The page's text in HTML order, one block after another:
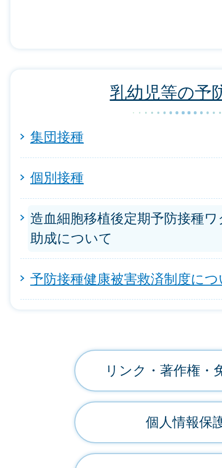
乳幼児等の予
集団接種
個別接種
造血細胞移植後定期予防接種
助成について
予防接種健康被害救済制度に
リンク・著作権・
個人情報保